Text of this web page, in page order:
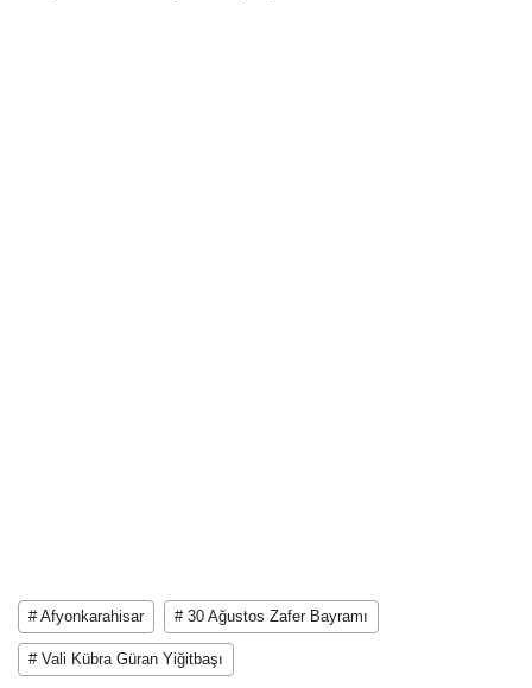
# Afyonkarahisar # 30 Ağustos Zafer Bayramı
# Vali Kübra Güran Yiğitbaşı